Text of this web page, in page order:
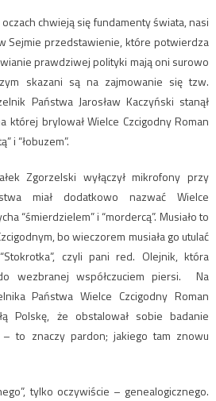
chwieją się fundamenty świata, nasi
Sejmie przedstawienie, które potwierdza
prawdziwej polityki mają oni surowo
skazani są na zajmowanie się tzw.
Państwa Jarosław Kaczyński stanął
której brylował Wielce Czcigodny Roman
i “łobuzem”.
Zgorzelski wyłączył mikrofony przy
miał dodatkowo nazwać Wielce
“śmierdzielem” i “mordercą”. Musiało to
bo wieczorem musiała go utulać
czyli pani red. Olejnik, która
wezbranej współczuciem piersi. Na
Państwa Wielce Czcigodny Roman
Polskę, że obstalował sobie badanie
to znaczy pardon; jakiego tam znowu
tylko oczywiście – genealogicznego.